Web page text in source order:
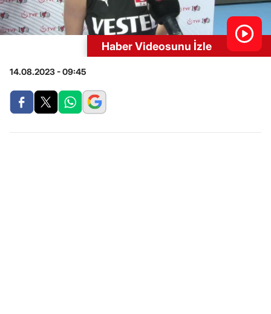
Haber Videosunu İzle
14.08.2023 - 09:45